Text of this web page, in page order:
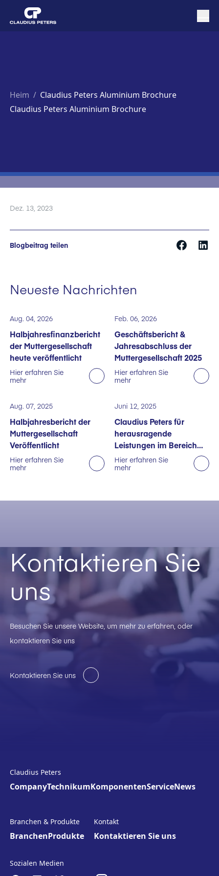
Heim / Claudius Peters Aluminium Brochure
Claudius Peters Aluminium Brochure
Dez. 13, 2023
Blogbeitrag teilen
Neueste Nachrichten
Aug. 04, 2026
Halbjahresfinanzbericht
der Muttergesellschaft
heute veröffentlicht
Hier erfahren Sie
mehr
Feb. 06, 2026
Geschäftsbericht &
Jahresabschluss der
Muttergesellschaft 2025
Hier erfahren Sie
mehr
Aug. 07, 2025
Halbjahresbericht der
Muttergesellschaft
Veröffentlicht
Hier erfahren Sie
mehr
Juni 12, 2025
Claudius Peters für
herausragende
Leistungen im Bereich
Nachhaltigkeit
ausgezeichnet
Hier erfahren Sie
mehr
Kontaktieren Sie
uns
Besuchen Sie unsere Website, um mehr zu erfahren, oder
kontaktieren Sie uns
Kontaktieren Sie uns
Claudius Peters
CompanyTechnikumKomponentenServiceNews
Branchen & Produkte
BranchenProdukte
Kontakt
Kontaktieren Sie uns
Sozialen Medien